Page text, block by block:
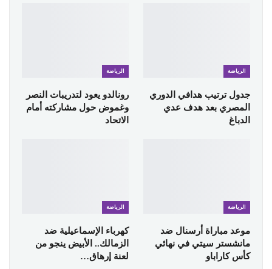
الرياضة
جدول ترتيب هدافي الدوري
المصري بعد هدف عدي
الدباغ
الرياضة
رونالدو يعود لتدريبات النصر
وغموض حول مشاركته أمام
الاتحاد
الرياضة
موعد مباراة أرسنال ضد
مانشستر سيتي في نهائي
كأس كاراباو
الرياضة
كهرباء الإسماعيلية ضد
الزمالك.. الأبيض ينجو من
لعنة إرهاق…